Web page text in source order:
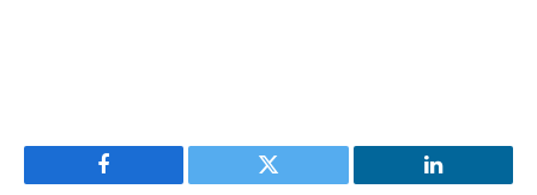
Facebook Twitter LinkedIn